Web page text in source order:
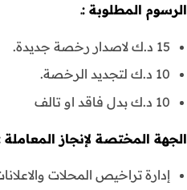
الرسوم المطلوبة :ـ
15 د.ك لاصدار رخصة جديدة.
10 د.ك لتجديد الرخصة.
10 د.ك بدل فاقد او تالف
الجهة المختصة لإنجاز المعاملة
إدارة تراخيص المحلات